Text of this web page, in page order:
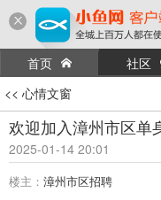
首页 社区
<< 心情文窗
欢迎加入漳州市区单
2025-01-14 20:01
楼主： 漳州市区招聘